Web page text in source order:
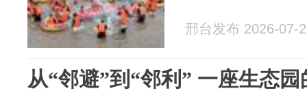
邢台发布 2026-07-
从“邻避”到“邻利” 一座生态